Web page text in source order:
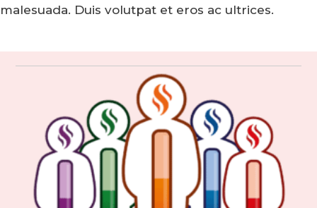
malesuada. Duis volutpat et eros ac ultrices.